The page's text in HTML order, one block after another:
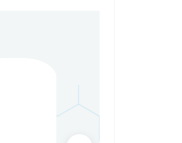
پای راستم از لگن ب
دکتر علیرضا موسویان